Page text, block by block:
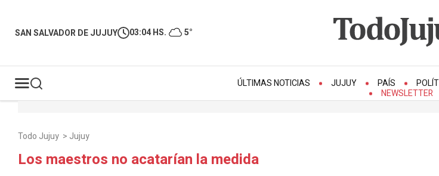
SAN SALVADOR DE JUJUY 03:04 HS. 5°
ÚLTIMAS NOTICIAS JUJUY PAÍS
NEWSLETTER
Todo Jujuy > Jujuy
Los maestros no acatarían la medida